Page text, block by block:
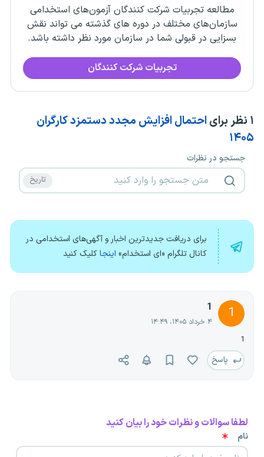
مطالعه تجربیات شرکت کنندگان آزمون‌های استخدامی
سازمان‌های مختلف در دوره های گذشته می تواند نقش
بسزایی در قبولی شما در سازمان مورد نظر داشته باشد.
تجربیات شرکت کنندگان
۱ نظر برای احتمال افزایش مجدد دستمزد کارگران
۱۴۰۵
جستجو در نظرات
برای دریافت جدیدترین اخبار و آگهی‌های استخدامی در
کانال تلگرام «ای استخدام» اینجاکلیک کنید
1
1
۴ خرداد ۱۴۰۵، ۱۴:۴۹
1
پاسخ
لطفا سوالات و نظرات خود را بیان کنید
نام